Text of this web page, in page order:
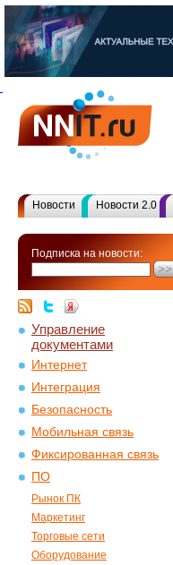
Новости Новости 2.0
Подписка на новости:
Управление
документами
Интернет
Интеграция
Безопасность
Мобильная связь
Фиксированная связь
ПО
Рынок ПК
Маркетинг
Торговые сети
Оборудование